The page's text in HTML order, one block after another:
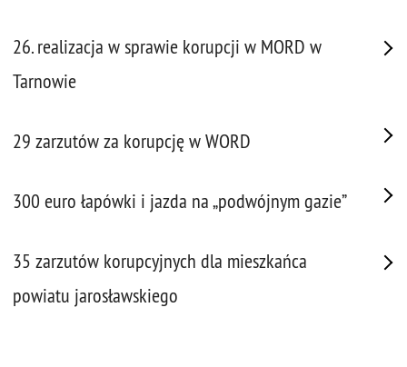
26. realizacja w sprawie korupcji w MORD w
Tarnowie
29 zarzutów za korupcję w WORD
300 euro łapówki i jazda na „podwójnym gazie”
35 zarzutów korupcyjnych dla mieszkańca
powiatu jarosławskiego